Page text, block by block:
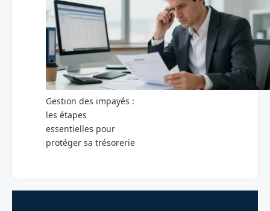
Gestion des impayés :
les étapes
essentielles pour
protéger sa trésorerie